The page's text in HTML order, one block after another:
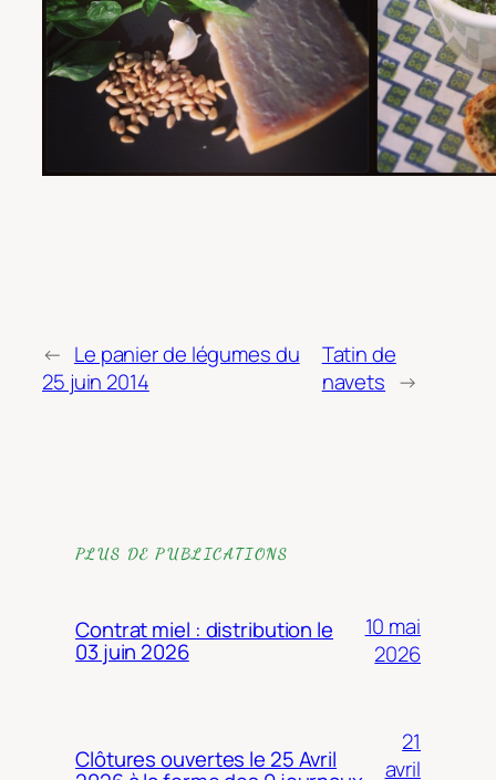
← Le panier de légumes du
25 juin 2014
Tatin de
navets →
PLUS DE PUBLICATIONS
Contrat miel : distribution le
03 juin 2026
10 mai
2026
Clôtures ouvertes le 25 Avril
21
avril